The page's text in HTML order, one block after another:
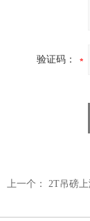
验证码：
上一个： 2T吊磅